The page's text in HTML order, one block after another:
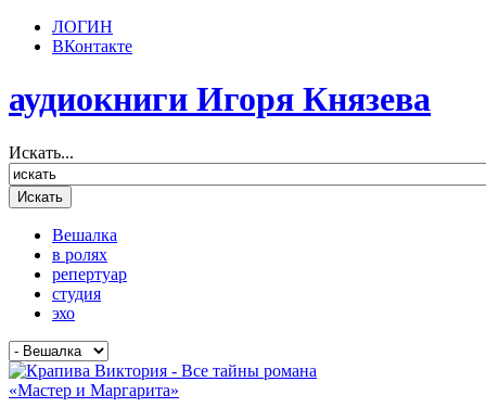
ЛОГИН
ВКонтакте
аудиокниги Игоря Князева
Искать...
Вешалка
в ролях
репертуар
студия
эхо